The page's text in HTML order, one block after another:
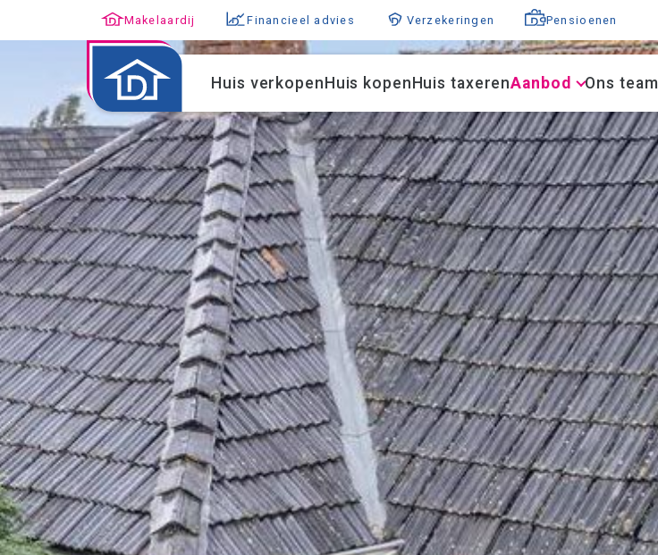
Makelaardij Financieel advies Verzekeringen Pensioenen
Huis verkopen Huis kopen Huis taxerenAanbod Ons team